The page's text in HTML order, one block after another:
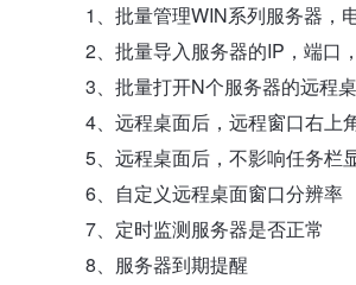
1、批量管理WIN系列服务器，电
2、批量导入服务器的IP，端口
3、批量打开N个服务器的远程
4、远程桌面后，远程窗口右上
5、远程桌面后，不影响任务栏
6、自定义远程桌面窗口分辨率
7、定时监测服务器是否正常
8、服务器到期提醒